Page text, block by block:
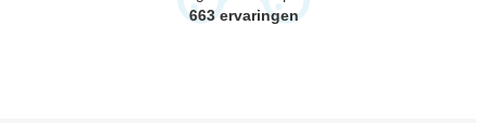
663 ervaringen